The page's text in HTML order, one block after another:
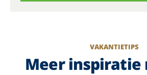
VAKANTIETIPS
Meer inspiratie